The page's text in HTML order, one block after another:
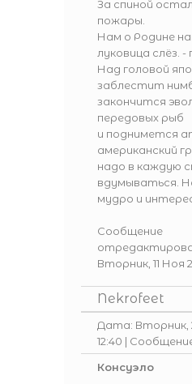
За спиной
пожары.
Нам о Родине
луковица слёз. -
Над головой
заблестит
закончится
передовых рыб
и поднимется
американский
надо в каждую
вдумываться.
мудро и
Сообщение
Вторник, 11 Ноя
Nekrofeet
Дата: Вторник,
12:40 |
Консуэло